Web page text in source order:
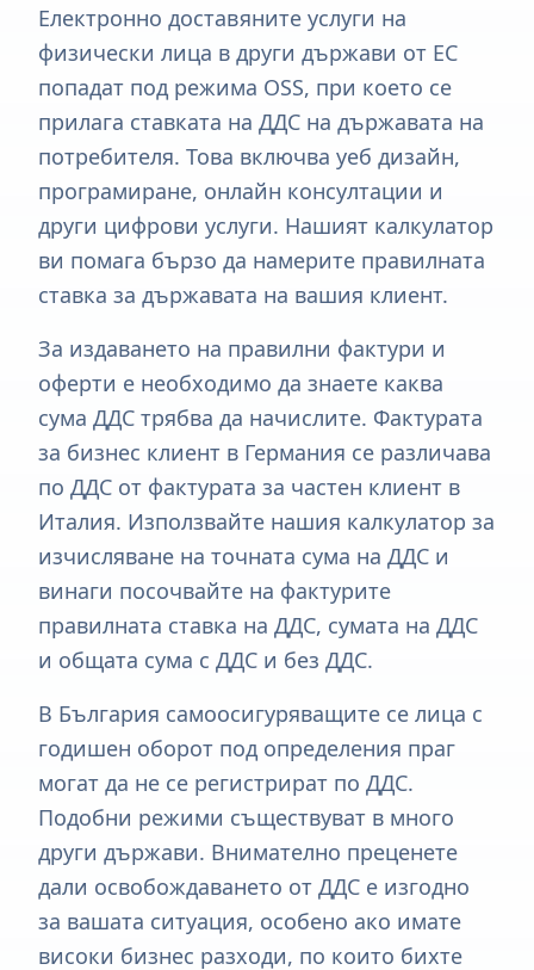
Електронно доставяните услуги на
физически лица в други държави от ЕС
попадат под режима OSS, при което се
прилага ставката на ДДС на държавата на
потребителя. Това включва уеб дизайн,
програмиране, онлайн консултации и
други цифрови услуги. Нашият калкулатор
ви помага бързо да намерите правилната
ставка за държавата на вашия клиент.
За издаването на правилни фактури и
оферти е необходимо да знаете каква
сума ДДС трябва да начислите. Фактурата
за бизнес клиент в Германия се различава
по ДДС от фактурата за частен клиент в
Италия. Използвайте нашия калкулатор за
изчисляване на точната сума на ДДС и
винаги посочвайте на фактурите
правилната ставка на ДДС, сумата на ДДС
и общата сума с ДДС и без ДДС.
В България самоосигуряващите се лица с
годишен оборот под определения праг
могат да не се регистрират по ДДС.
Подобни режими съществуват в много
други държави. Внимателно преценете
дали освобождаването от ДДС е изгодно
за вашата ситуация, особено ако имате
високи бизнес разходи, по които бихте